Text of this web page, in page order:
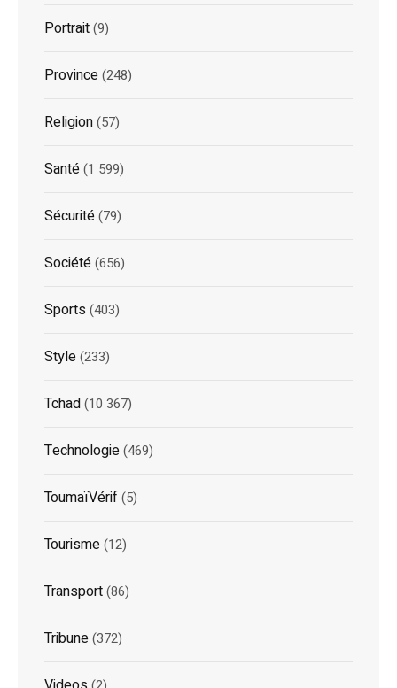
Portrait(9)
Province(248)
Religion(57)
Santé(1 599)
Sécurité(79)
Société(656)
Sports(403)
Style(233)
Tchad(10 367)
Technologie(469)
ToumaïVérif(5)
Tourisme(12)
Transport(86)
Tribune(372)